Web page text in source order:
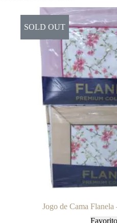
SOLD OUT
Jogo de Cama